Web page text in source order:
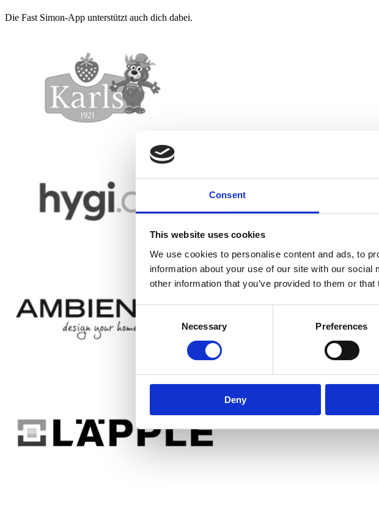
Consent
This website uses cookies
We use cookies to personalise content and ads, to
information about your use of our site with our
other information that you’ve provided to them or
Selection
Necessary Preferences
Deny
Die Fast Simon-App unterstützt auch dich dabei.